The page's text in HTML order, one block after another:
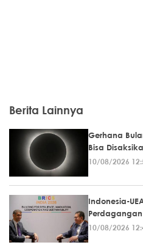
Berita Lainnya
Gerhana
Bisa
10/08/2026
Indonesia-
10/08/2026